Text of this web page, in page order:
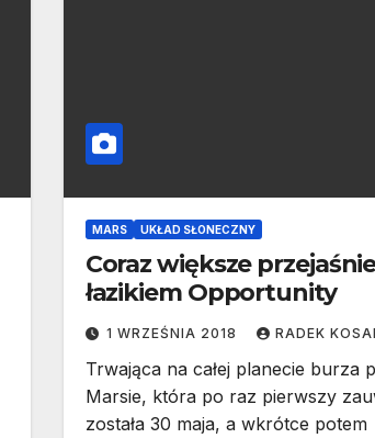
MARS UKŁAD SŁONECZNY
Coraz większe
łazikiem Opportunity
1 WRZEŚNIA 2018 RADEK
Trwająca na całej planecie burza
Marsie, która po raz pierwszy
została 30 maja, a wkrótce potem